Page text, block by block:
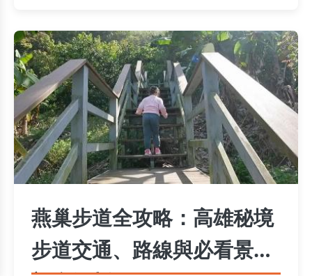
燕巢步道全攻略：高雄秘境
步道交通、路線與必看景點